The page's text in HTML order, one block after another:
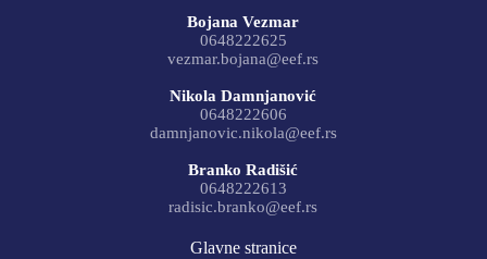
Bojana Vezmar
0648222625
vezmar.bojana@eef.rs
Nikola Damnjanović
0648222606
damnjanovic.nikola@eef.rs
Branko Radišić
0648222613
radisic.branko@eef.rs
Glavne stranice